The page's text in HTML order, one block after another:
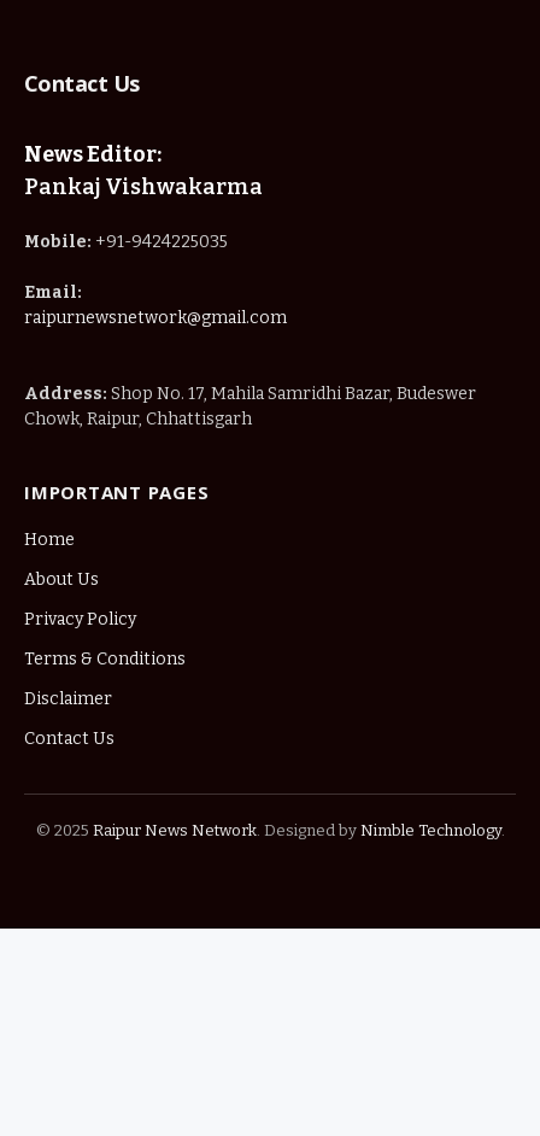
Contact Us
News Editor:
Pankaj Vishwakarma
Mobile: +91-9424225035
Email:
raipurnewsnetwork@gmail.com
Address: Shop No. 17, Mahila Samridhi Bazar, Budeswer
Chowk, Raipur, Chhattisgarh
IMPORTANT PAGES
Home
About Us
Privacy Policy
Terms & Conditions
Disclaimer
Contact Us
© 2025 Raipur News Network. Designed by Nimble Technology.